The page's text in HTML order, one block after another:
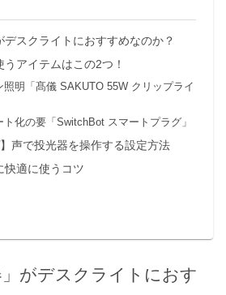
デスクライトにおすすめなのか？
うアイテムはこの2つ！
照明「髙儀 SAKUTO 55W クリップライ
化の要「SwitchBot スマートプラグ」
】声で投光器を操作する設定方法
快適に使うコツ
がデスクライトにおす